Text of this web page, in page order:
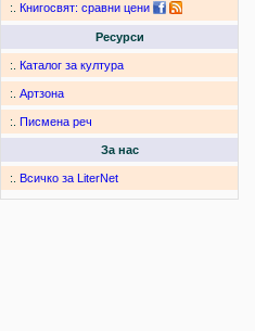
:. Книгосвят: сравни цени
Ресурси
:. Каталог за култура
:. Артзона
:. Писмена реч
За нас
:. Всичко за LiterNet